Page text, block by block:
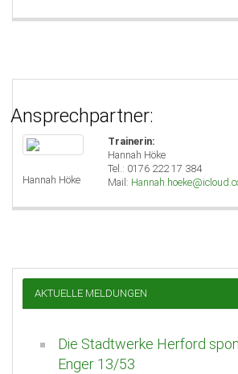
Ansprechpartner:
Hannah Höke
Trainerin:
Hannah Höke
Tel.: 0176 222 17 384
Mail:
AKTUELLE MELDUNGEN
Die Stadtwerke Herford
Enger 13/53